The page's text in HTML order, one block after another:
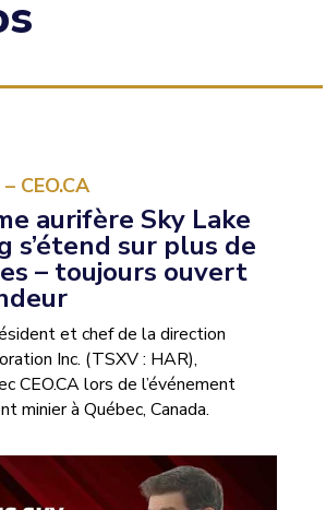
CEO.CA
aurifère Sky Lake
s’étend sur plus de
– toujours ouvert
et chef de la direction
Inc. (TSXV : HAR),
CEO.CA lors de l’événement
minier à Québec, Canada.